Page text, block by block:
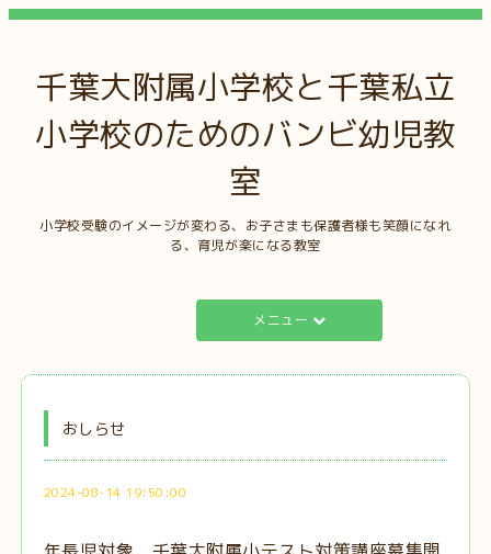
千葉大附属小学校と千葉私立
小学校のためのバンビ幼児教
室
小学校受験のイメージが変わる、お子さまも保護者様も笑顔になれ
る、育児が楽になる教室
メニュー
おしらせ
2024-08-14 19:50:00